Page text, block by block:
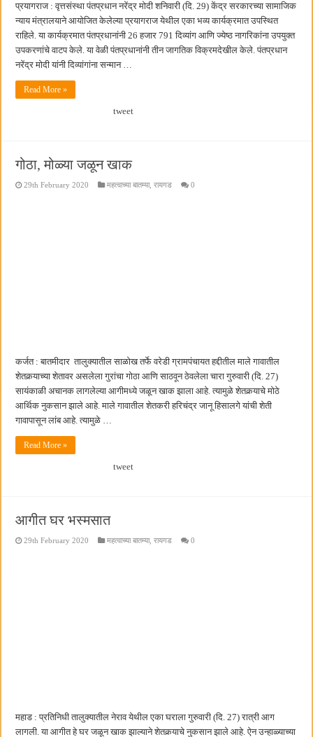
प्रयागराज : वृत्तसंस्था पंतप्रधान नरेंद्र मोदी शनिवारी (दि. 29) केंद्र सरकारच्या सामाजिक
न्याय मंत्रालयाने आयोजित केलेल्या प्रयागराज येथील एका भव्य कार्यक्रमात उपस्थित
राहिले. या कार्यक्रमात पंतप्रधानांनी 26 हजार 791 दिव्यांग आणि ज्येष्ठ नागरिकांना उपयुक्त
उपकरणांचे वाटप केले. या वेळी पंतप्रधानांनी तीन जागतिक विक्रमदेखील केले. पंतप्रधान
नरेंद्र मोदी यांनी दिव्यांगांना सन्मान …
Read More »
tweet
गोठा, मोळ्या जळून खाक
29th February 2020 महत्वाच्या बातम्या,रायगड 0
कर्जत : बातमीदार तालुक्यातील साळोख तर्फे वरेडी ग्रामपंचायत हद्दीतील माले गावातील
शेतकर्‍याच्या शेतावर असलेला गुरांचा गोठा आणि साठवून ठेवलेला चारा गुरुवारी (दि. 27)
सायंकाळी अचानक लागलेल्या आगीमध्ये जळून खाक झाला आहे. त्यामुळे शेतकर्‍याचे मोठे
आर्थिक नुकसान झाले आहे. माले गावातील शेतकरी हरिचंद्र जानू हिसालगे यांची शेती
गावापासून लांब आहे. त्यामुळे …
Read More »
tweet
आगीत घर भस्मसात
29th February 2020 महत्वाच्या बातम्या,रायगड 0
महाड : प्रतिनिधी तालुक्यातील नेराव येथील एका घराला गुरुवारी (दि. 27) रात्री आग
लागली. या आगीत हे घर जळून खाक झाल्याने शेतकर्‍याचे नुकसान झाले आहे. ऐन उन्हाळ्याच्या